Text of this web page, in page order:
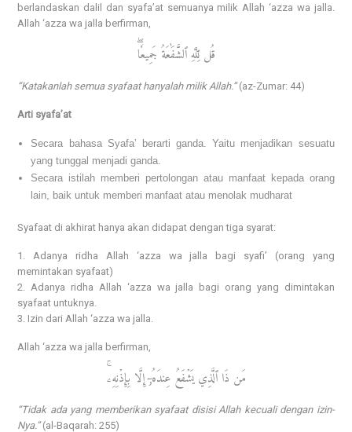
berlandaskan dalil dan syafa’at semuanya milik Allah ‘azza wa jalla.
Allah ‘azza wa jalla berfirman,
قُل لِّلَّهِ ٱلشَّفَٰعَةُ جَمِيعٗاۖ
“Katakanlah semua syafaat hanyalah milik Allah.”(az-Zumar: 44)
Arti syafa’at
Secara bahasa Syafa’ berarti ganda. Yaitu menjadikan sesuatu
yang tunggal menjadi ganda.
Secara istilah memberi pertolongan atau manfaat kepada orang
lain, baik untuk memberi manfaat atau menolak mudharat
Syafaat di akhirat hanya akan didapat dengan tiga syarat:
1. Adanya ridha Allah ‘azza wa jalla bagi syafi’ (orang yang
memintakan syafaat)
2. Adanya ridha Allah ‘azza wa jalla bagi orang yang dimintakan
syafaat untuknya.
3. Izin dari Allah ‘azza wa jalla.
Allah ‘azza wa jalla berfirman,
مَن ذَا ٱلَّذِي يَشۡفَعُ عِندَهُۥٓ إِلَّا بِإِذۡنِهِۦۚ
“Tidak ada yang memberikan syafaat disisi Allah kecuali dengan izin-
Nya.”(al-Baqarah: 255)